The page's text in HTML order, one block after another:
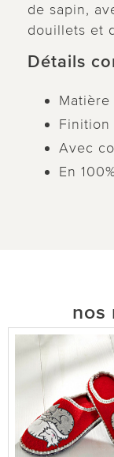
de sapin,
douillets et
Détails
Finition
Avec
En
nos